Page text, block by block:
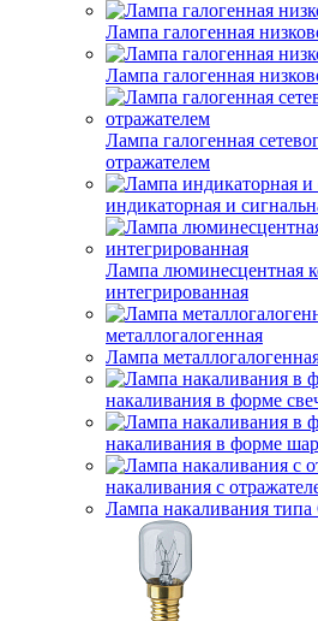
Лампа галогенная
Лампа галогенная
Лампа галогенная
отражателем
индикаторная и
Лампа люминесцентная
интегрированная
металлогалогенная
Лампа
накаливания в форме
накаливания в форме
накаливания с
Лампа накаливания типа